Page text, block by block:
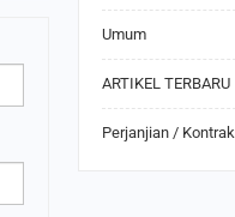
Umum
ARTIKEL TERBARU
Perjanjian / Kontrak